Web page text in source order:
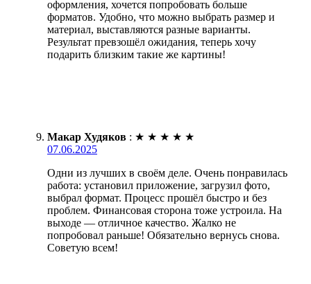
оформления, хочется попробовать больше
форматов. Удобно, что можно выбрать размер и
материал, выставляются разные варианты.
Результат превзошёл ожидания, теперь хочу
подарить близким такие же картины!
Макар Худяков : ★ ★ ★ ★ ★
07.06.2025
Одни из лучших в своём деле. Очень понравилась
работа: установил приложение, загрузил фото,
выбрал формат. Процесс прошёл быстро и без
проблем. Финансовая сторона тоже устроила. На
выходе — отличное качество. Жалко не
попробовал раньше! Обязательно вернусь снова.
Советую всем!